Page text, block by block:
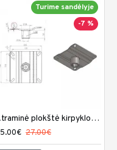
Turime sandėlyje
-7 %
Atraminė plokštė kirpyklos kėdei PL-002
27.00€